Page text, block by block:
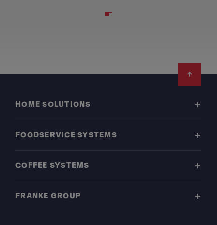
HOME SOLUTIONS
FOODSERVICE SYSTEMS
COFFEE SYSTEMS
FRANKE GROUP